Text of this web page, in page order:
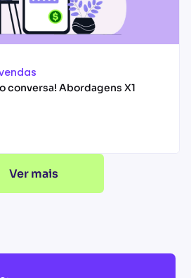
conversa! Abordagens X1
Ver mais